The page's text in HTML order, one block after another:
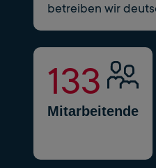
betreiben wir
136
Mitarbeitende